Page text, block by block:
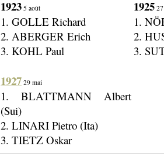
1923 5 août
1. GOLLE Richard
2. ABERGER Erich
3. KOHL Paul
1927 29 mai
1. BLATTMANN Albert
(Sui)
2. LINARI Pietro (Ita)
3. TIETZ Oskar
1925
1.
2.
3.